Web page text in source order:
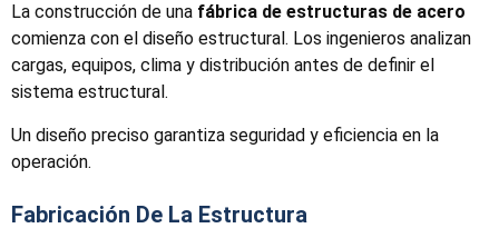
La construcción de una fábrica de estructuras de acero
comienza con el diseño estructural. Los ingenieros analizan
cargas, equipos, clima y distribución antes de definir el
sistema estructural.
Un diseño preciso garantiza seguridad y eficiencia en la
operación.
Fabricación De La Estructura